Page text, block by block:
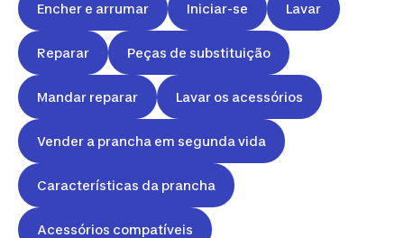
Encher e arrumar Iniciar-se Lavar
Reparar Peças de substituição
Mandar reparar Lavar os acessórios
Vender a prancha em segunda vida
Características da prancha
Acessórios compatíveis